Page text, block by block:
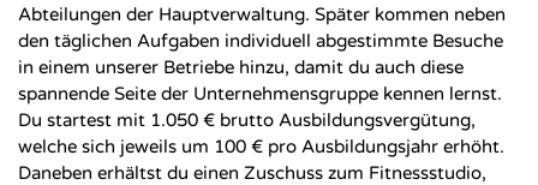
Abteilungen der Hauptverwaltung. Später kommen neben
den täglichen Aufgaben individuell abgestimmte Besuche
in einem unserer Betriebe hinzu, damit du auch diese
spannende Seite der Unternehmensgruppe kennen lernst.
Du startest mit 1.050 € brutto Ausbildungsvergütung,
welche sich jeweils um 100 € pro Ausbildungsjahr erhöht.
Daneben erhältst du einen Zuschuss zum Fitnessstudio,